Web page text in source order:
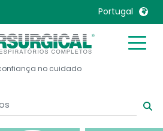
Portugal
Kingdom
States
Nederlands
no cuidado